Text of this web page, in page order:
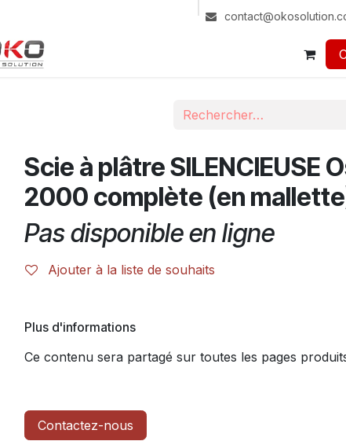
Scie à plâtre SILENCIEUSE
2000 complète (en
Pas disponible en ligne
Ajouter à la liste de souhaits
Plus d'informations
Ce contenu sera partagé sur toutes les pages
Contactez-nous